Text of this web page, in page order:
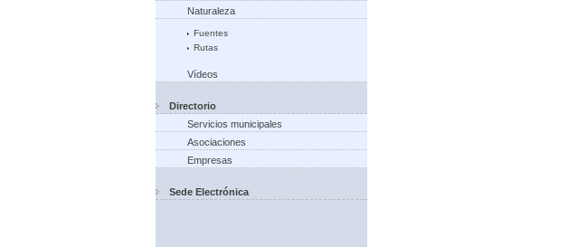
Naturaleza
Fuentes
Rutas
Vídeos
Directorio
Servicios municipales
Asociaciones
Empresas
Sede Electrónica